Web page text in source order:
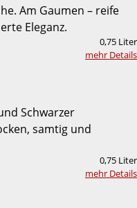
Am Gaumen – reife
Eleganz.
0,75 Liter
mehr Details
Schwarzer
samtig und
0,75 Liter
mehr Details